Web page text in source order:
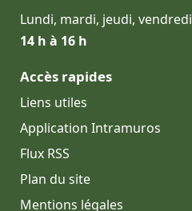
Lundi, mardi, jeudi, vendredi
14 h à 16 h
Accès rapides
Liens utiles
Application Intramuros
Flux RSS
Plan du site
Mentions légales